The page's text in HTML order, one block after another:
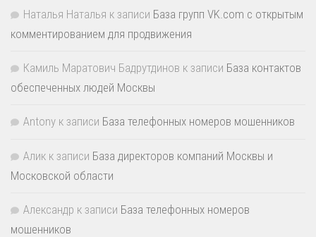
Наталья Наталья к записи База групп VK.com с открытым
комментированием для продвижения
Камиль Маратович Бадрутдинов к записи База контактов
обеспеченных людей Москвы
Antony к записи База телефонных номеров мошенников
Алик к записи База директоров компаний Москвы и
Московской области
Александр к записи База телефонных номеров
мошенников